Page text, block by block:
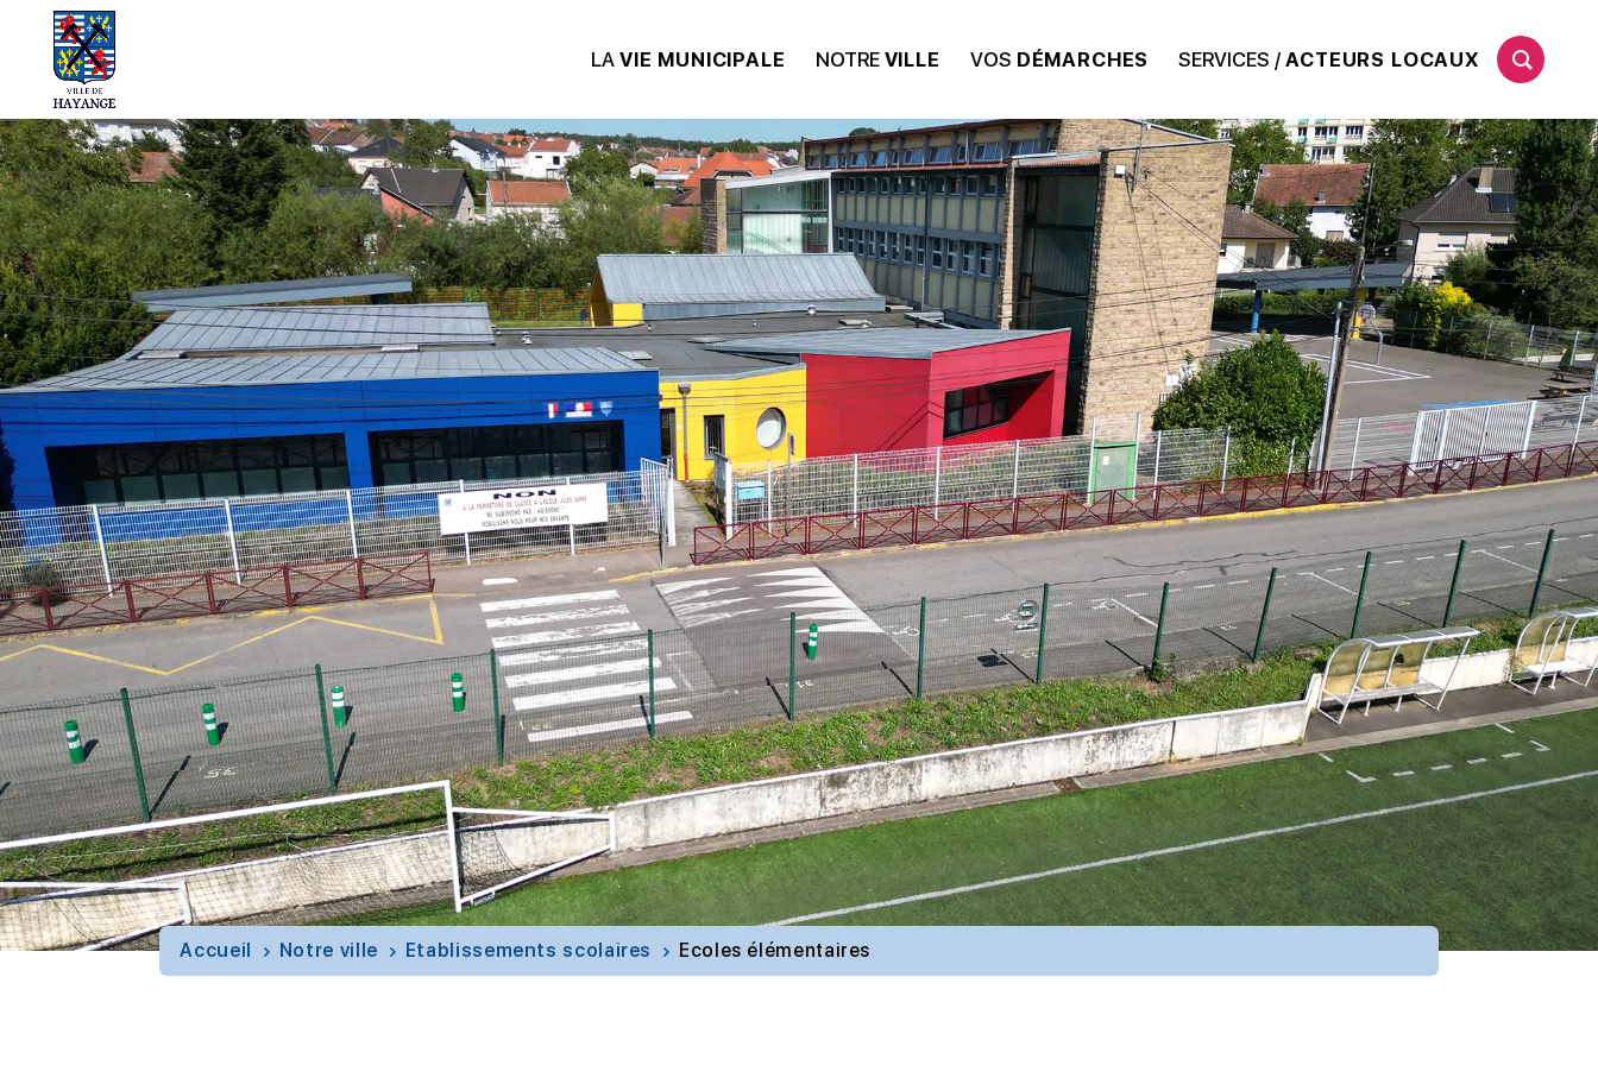
LA VIE MUNICIPALE NOTRE VILLE VOS DÉMARCHES SERVICES /ACTEURS LOCAUX
Accueil Notre ville Etablissements scolaires Ecoles élémentaires